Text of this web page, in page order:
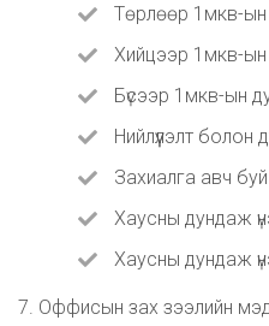
Төрлөөр 1мкв-ын
Хийцээр 1мкв-ын
Бүсээр 1мкв-ын
Нийлүүлэлт
Захиалга авч
Хаусны дундаж
Хаусны дундаж
7. Оффисын зах зээлийн